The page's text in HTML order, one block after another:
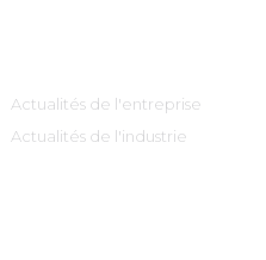
Actualités de l'entreprise
Actualités de l'industrie